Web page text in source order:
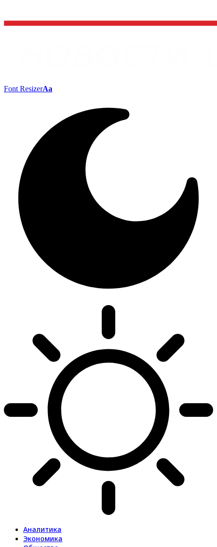
Font ResizerAa
Аналитика
Экономика